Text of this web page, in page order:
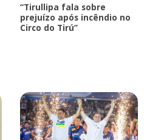
“Tirullipa fala sobre
prejuízo após incêndio no
Circo do Tirú”